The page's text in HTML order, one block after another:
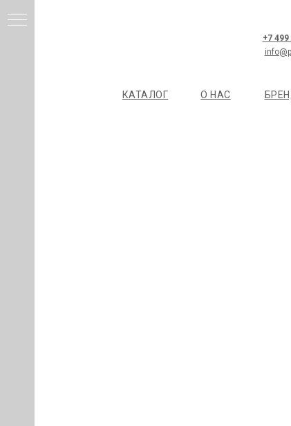
О НАС
КАТАЛОГ
+7